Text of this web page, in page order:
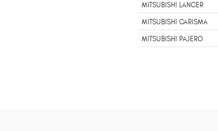
MITSUBISHI LANCER
MITSUBISHI CARISMA
MITSUBISHI PAJERO